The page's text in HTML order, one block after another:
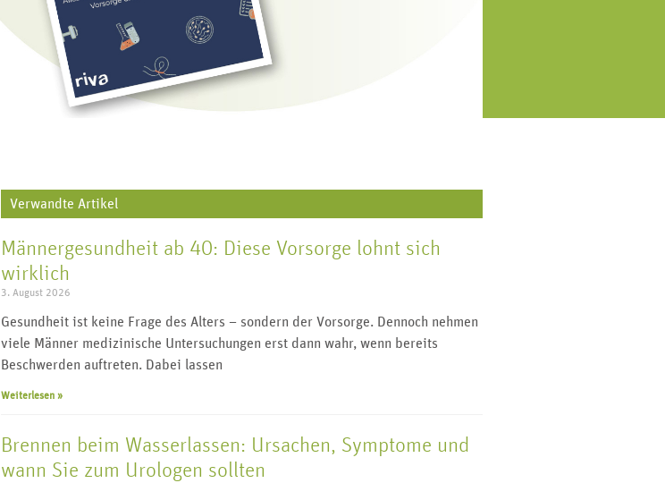
Geschlechtskrankheiten,
Transgender, Wechseljahre uvm.
Vorsorge, Symptome, Diagnostik
„Urologie für alle“ lebt von regem
Austausch und vielen Impulsgebern.
Werden Sie Teil der Community und
folgen Sie uns.
Jeweils am Monatsende versenden
wir einen Patienten-Newsletter mit
allen wichtigen Beiträgen der
Verwandte Artikel
Männergesundheit ab 40: Diese Vorsorge lohnt sich
wirklich
3. August 2026
Gesundheit ist keine Frage des Alters – sondern der Vorsorge. Dennoch nehmen
viele Männer medizinische Untersuchungen erst dann wahr, wenn bereits
Beschwerden auftreten. Dabei lassen
Weiterlesen »
Brennen beim Wasserlassen: Ursachen, Symptome und
wann Sie zum Urologen sollten